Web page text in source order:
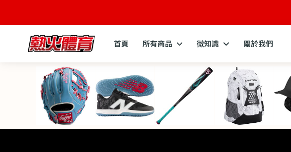
首頁 所有商品 微知識 關於我們